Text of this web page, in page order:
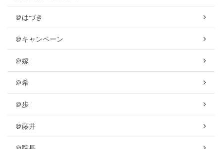
＠はづき
＠キャンペーン
＠嫁
＠希
＠歩
＠藤井